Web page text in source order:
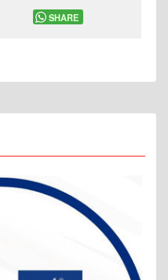
SHARE